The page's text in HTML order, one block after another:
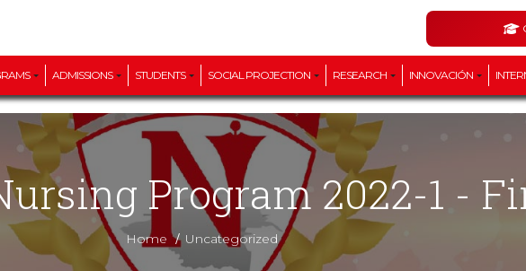
ADMISSIONS STUDENTS SOCIAL PROJECTION RESEARCH INNOVACIÓN
Program 2022-1 -
Home / Uncategorized